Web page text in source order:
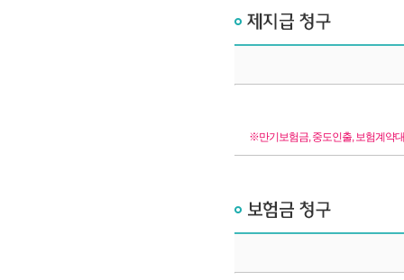
※만기보험금, 중도인출, 보험계약